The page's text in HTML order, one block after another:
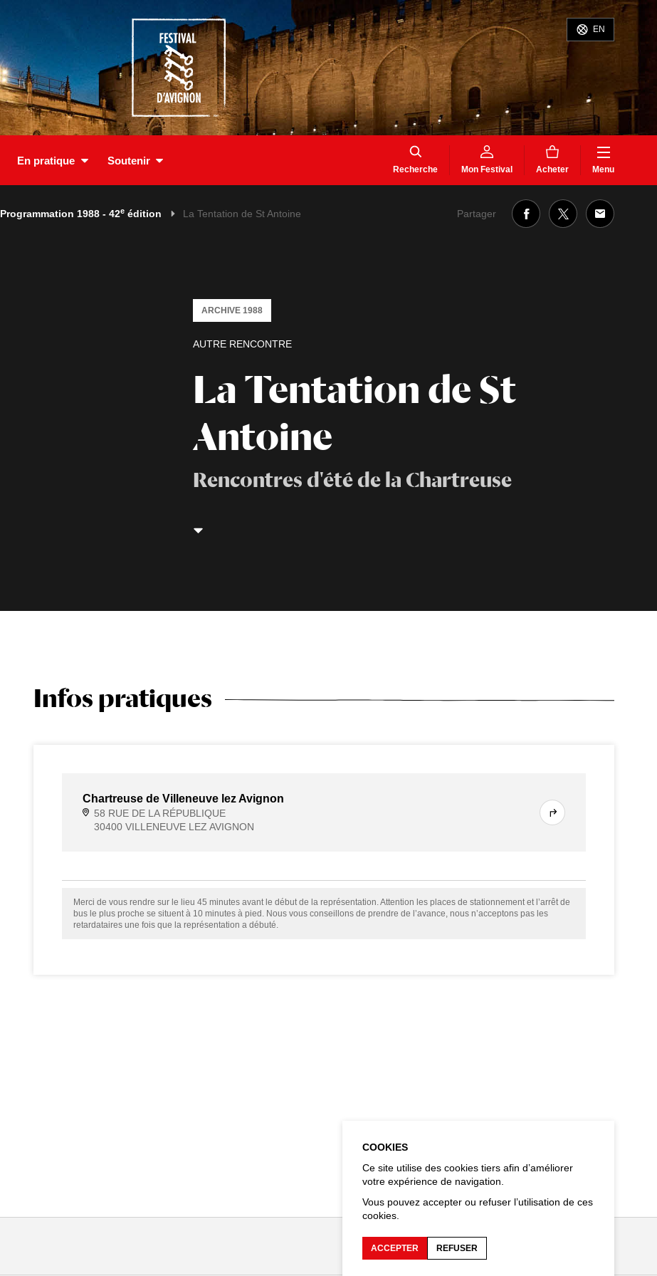
EN
En pratique Soutenir
Recherche Mon Festival Acheter Menu
Programmation 1988 - 42e édition La Tentation de St Antoine Partager
La Tentation de St
Antoine
Rencontres d'été de la Chartreuse
AUTRE RENCONTRE
ARCHIVE 1988
Infos pratiques
Chartreuse de Villeneuve lez Avignon
58 RUE DE LA RÉPUBLIQUE
30400 VILLENEUVE LEZ AVIGNON
Merci de vous rendre sur le lieu 45 minutes avant le début de la représentation. Attention les places de stationnement et l’arrêt de
bus le plus proche se situent à 10 minutes à pied. Nous vous conseillons de prendre de l’avance, nous n’acceptons pas les
retardataires une fois que la représentation a débuté.
COOKIES
Ce site utilise des cookies tiers afin d’améliorer
votre expérience de navigation.
Vous pouvez accepter ou refuser l’utilisation de ces
cookies.
ACCEPTER REFUSER